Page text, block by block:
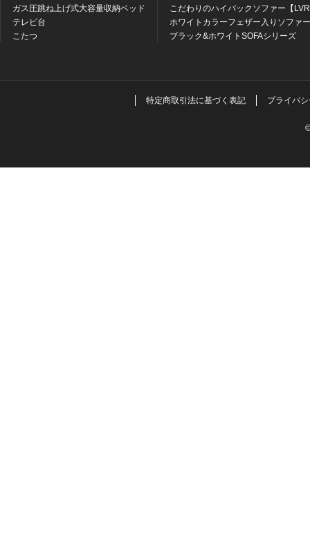
ガス圧跳ね上げ式大容量収納ベッド
テレビ台
こたつ
こだわりのハイバックソファー【
ホワイトカラーフェザー入りソファ
ブラック&ホワイトSOFAシリーズ
特定商取引法に基づく表記 プライバ